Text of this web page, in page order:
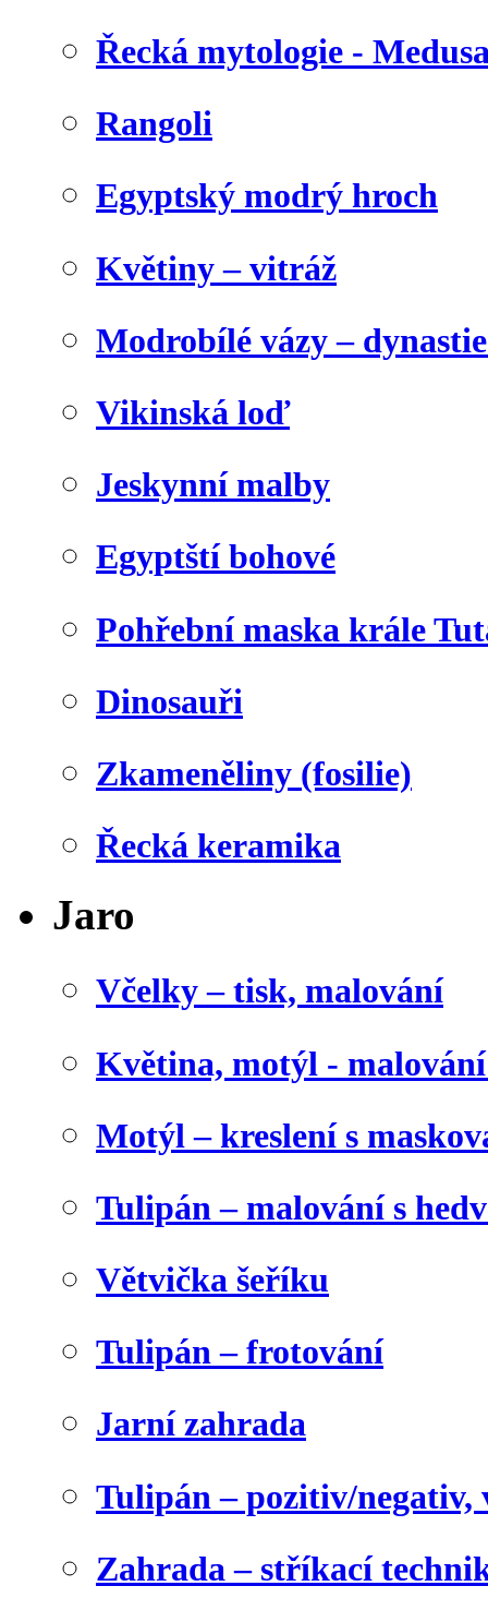
Řecká mytologie -
Rangoli
Egyptský modrý hroch
Květiny – vitráž
Modrobílé vázy –
Vikinská loď
Jeskynní malby
Egyptští bohové
Pohřební maska krále
Dinosauři
Zkameněliny (fosilie)
Řecká keramika
Jaro
Včelky – tisk, malování
Květina, motýl -
Motýl – kreslení s
Tulipán – malování s
Větvička šeříku
Tulipán – frotování
Jarní zahrada
Tulipán – pozitiv/negativ,
Zahrada – stříkací